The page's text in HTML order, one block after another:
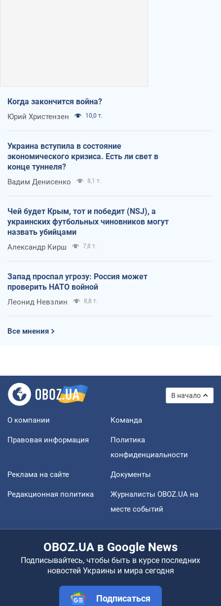
Когда закончится война?
Юрий Христензен 10,0 т.
Украина вступила в состояние
экономического кризиса. Есть ли свет в
конце туннеля?
Вадим Денисенко 8,1 т.
Чей будет Крым, тот и победит (NSJ), а
украинских футбольных чиновников могут
назвать убийцами
Александр Кирш 7,8 т.
Запад проспал угрозу: Россия может
проверить НАТО войной
Леонид Невзлин 8,8 т.
Все мнения
В начало
О компании Команда
Правовая информация
Политика
конфиденциальности
Реклама на сайте Документы
Редакционная политика
Журналисты OBOZ.UA на
месте событий
OBOZ.UA в Google News
Подписывайтесь, чтобы быть в курсе последних
новостей Украины и мира сегодня
Подписаться